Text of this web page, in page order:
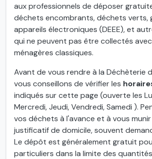
aux professionnels de déposer
déchets encombrants, déchets verts,
appareils électroniques (DEEE), et
qui ne peuvent pas être collectés
ménagères classiques.
Avant de vous rendre à la Déchèterie
vous conseillons de vérifier les
indiqués sur cette page (ouverte les
Mercredi, Jeudi, Vendredi, Samedi ).
vos déchets à l'avance et à vous
justificatif de domicile, souvent
Le dépôt est généralement gratuit
particuliers dans la limite des